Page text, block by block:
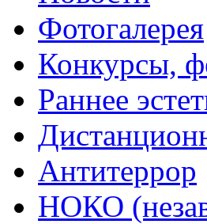
Фотогалерея
Конкурсы,
Раннее
Антитеррор
НОКО